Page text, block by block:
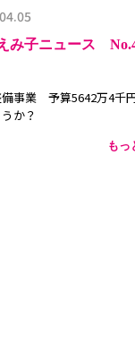
み子ニュース
事業 予算5642万4千
か？
も